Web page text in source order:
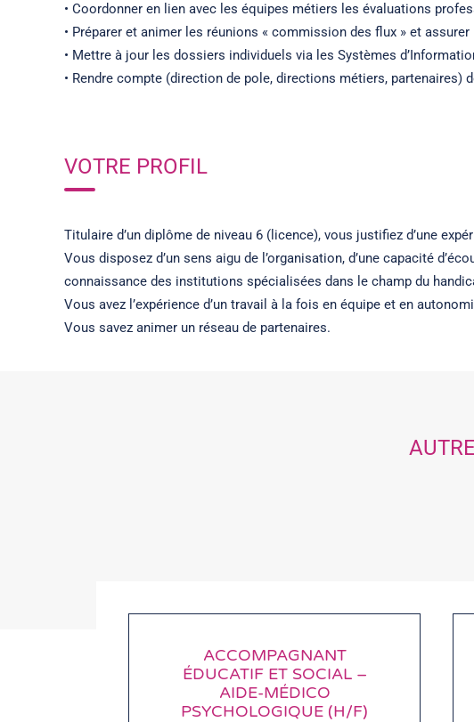
• Coordonner en lien avec les équipes métiers les évaluations
• Préparer et animer les réunions « commission des flux » et
• Mettre à jour les dossiers individuels via les Systèmes
• Rendre compte (direction de pole, directions métiers,
VOTRE PROFIL
Titulaire d’un diplôme de niveau 6 (licence), vous justifiez d’une
Vous disposez d’un sens aigu de l’organisation, d’une capacité
connaissance des institutions spécialisées dans le champ du
Vous avez l’expérience d’un travail à la fois en équipe et en
Vous savez animer un réseau de partenaires.
ACCOMPAGNANT
ÉDUCATIF ET SOCIAL –
AIDE-MÉDICO
PSYCHOLOGIQUE (H/F)